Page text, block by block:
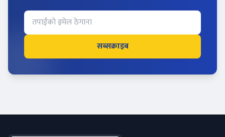
सब्सक्राइब